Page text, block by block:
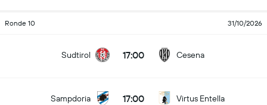
Ronde 10 31/10/2026
Sudtirol 17:00 Cesena
Sampdoria 17:00 Virtus Entella